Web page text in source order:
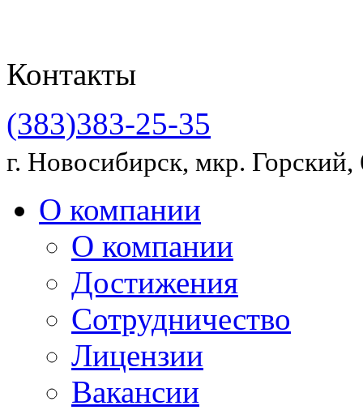
Контакты
(383)383-25-35
г. Новосибирск, мкр.
О компании
О компании
Достижения
Сотрудничество
Лицензии
Вакансии